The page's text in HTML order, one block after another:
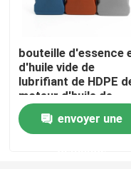
Bouteille en
Bouteille de
Pesticides
bouteille d'essence
d'huile vide de
lubrifiant de HDPE
moteur d'huile de
moteur d'essence du
pe 1l d'aperçu gratuit
envoyer une